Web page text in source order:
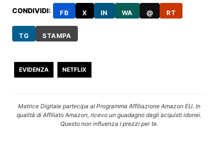
CONDIVIDI: FB X IN WA @ RT
TG STAMPA
EVIDENZA NETFLIX
Matrice Digitale partecipa al Programma Affiliazione Amazon EU. In
qualità di Affiliato Amazon, ricevo un guadagno dagli acquisti idonei.
Questo non influenza i prezzi per te.